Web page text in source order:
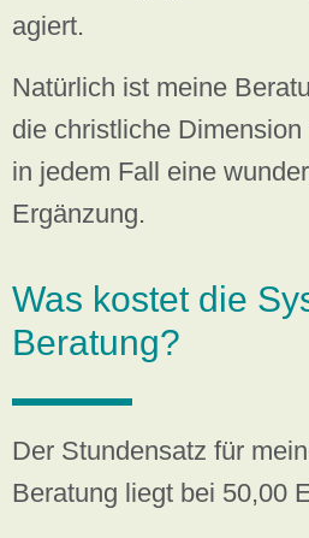
agiert.
Natürlich ist meine
die christliche
in jedem Fall eine
Ergänzung.
Was kostet die
Beratung?
Der Stundensatz für
Beratung liegt bei 50,00